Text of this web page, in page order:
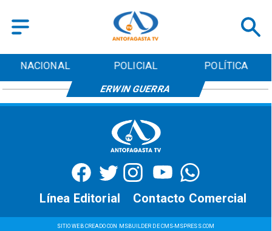
NACIONAL POLICIAL POLÍTICA
ERWIN GUERRA
SITIO WEB CREADO CON MSBUILDER DE CMS-MSPRESS.COM
Contacto Comercial
Línea Editorial